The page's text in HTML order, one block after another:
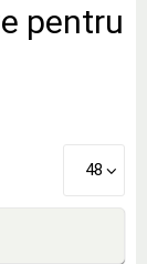
pentru
48